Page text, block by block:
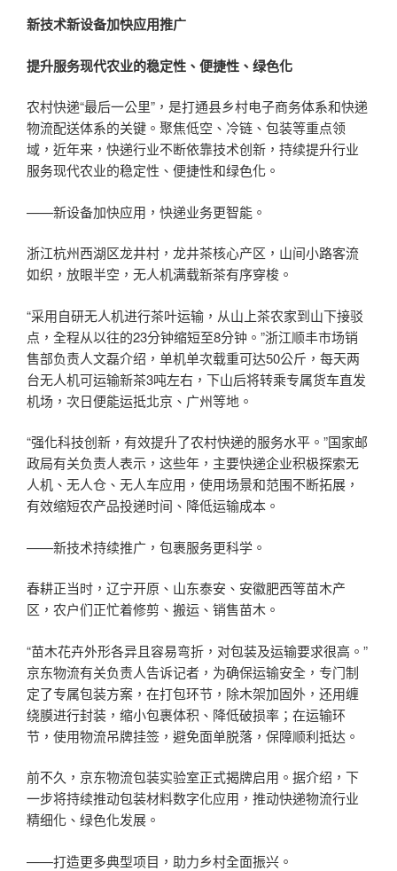
新技术新设备加快应用推广
提升服务现代农业的稳定性、便捷性、绿色化
农村快递“最后一公里”，是打通县乡村电子商务体系和快递
物流配送体系的关键。聚焦低空、冷链、包装等重点领
域，近年来，快递行业不断依靠技术创新，持续提升行业
服务现代农业的稳定性、便捷性和绿色化。
——新设备加快应用，快递业务更智能。
浙江杭州西湖区龙井村，龙井茶核心产区，山间小路客流
如织，放眼半空，无人机满载新茶有序穿梭。
“采用自研无人机进行茶叶运输，从山上茶农家到山下接驳
点，全程从以往的23分钟缩短至8分钟。”浙江顺丰市场销
售部负责人文磊介绍，单机单次载重可达50公斤，每天两
台无人机可运输新茶3吨左右，下山后将转乘专属货车直发
机场，次日便能运抵北京、广州等地。
“强化科技创新，有效提升了农村快递的服务水平。”国家邮
政局有关负责人表示，这些年，主要快递企业积极探索无
人机、无人仓、无人车应用，使用场景和范围不断拓展，
有效缩短农产品投递时间、降低运输成本。
——新技术持续推广，包裹服务更科学。
春耕正当时，辽宁开原、山东泰安、安徽肥西等苗木产
区，农户们正忙着修剪、搬运、销售苗木。
“苗木花卉外形各异且容易弯折，对包装及运输要求很高。”
京东物流有关负责人告诉记者，为确保运输安全，专门制
定了专属包装方案，在打包环节，除木架加固外，还用缠
绕膜进行封装，缩小包裹体积、降低破损率；在运输环
节，使用物流吊牌挂签，避免面单脱落，保障顺利抵达。
前不久，京东物流包装实验室正式揭牌启用。据介绍，下
一步将持续推动包装材料数字化应用，推动快递物流行业
精细化、绿色化发展。
——打造更多典型项目，助力乡村全面振兴。